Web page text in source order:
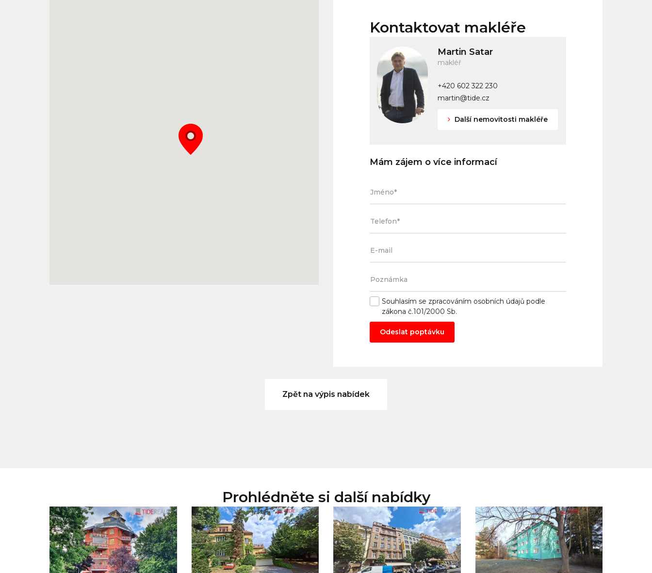
Kontaktovat makléře
Martin Satar
makléř
+420 602 322 230
martin@tide.cz
Další nemovitosti makléře
Mám zájem o více informací
Souhlasím se zpracováním osobních údajů podle
zákona č.101/2000 Sb.
Odeslat poptávku
Zpět na výpis nabídek
Prohlédněte si další nabídky